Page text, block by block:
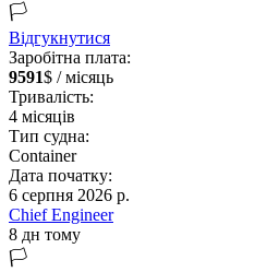
🏳️
Відгукнутися
Заробітна плата:
9591$ / місяць
Тривалість:
4 місяців
Тип судна:
Container
Дата початку:
6 серпня 2026 р.
Chief Engineer
8 дн тому
🏳️